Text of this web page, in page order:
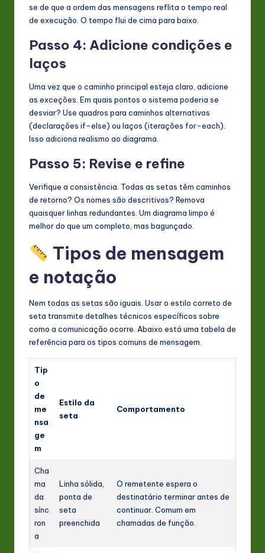
se de que a ordem das mensagens reflita o tempo real
de execução. O tempo flui de cima para baixo.
Passo 4: Adicione condições e
laços
Uma vez que o caminho principal esteja claro, adicione
as exceções. Em quais pontos o sistema poderia se
desviar? Use quadros para caminhos alternativos
(declarações if-else) ou laços (iterações for-each).
Isso adiciona realismo ao diagrama.
Passo 5: Revise e refine
Verifique a consistência. Todas as setas têm caminhos
de retorno? Os nomes são descritivos? Remova
quaisquer linhas redundantes. Um diagrama limpo é
melhor do que um completo, mas bagunçado.
Tipos de mensagem
e notação
Nem todas as setas são iguais. Usar o estilo correto de
seta transmite detalhes técnicos específicos sobre
como a comunicação ocorre. Abaixo está uma tabela de
referência para os tipos comuns de mensagem.
Tip
o
de
me
nsa
ge
m
Estilo da
seta
Comportamento
Cha
ma
da
sínc
ron
a
Linha sólida,
ponta de
seta
preenchida
O remetente espera o
destinatário terminar antes de
continuar. Comum em
chamadas de função.